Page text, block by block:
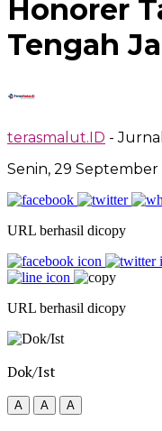
Honorer
Tengah
terasmalut.ID -
Senin, 29 September
URL berhasil dicopy
URL berhasil dicopy
Dok/Ist
A A A